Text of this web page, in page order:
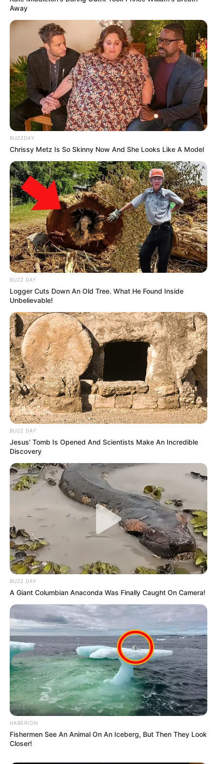
Away
BUZZDAY
Chrissy Metz Is So Skinny Now And She Looks Like A Model
BUZZ DAY
Logger Cuts Down An Old Tree. What He Found Inside
Unbelievable!
BUZZ DAY
Jesus' Tomb Is Opened And Scientists Make An Incredible
Discovery
BUZZ DAY
A Giant Columbian Anaconda Was Finally Caught On Camera!
HABERION
Fishermen See An Animal On An Iceberg, But Then They Look
Closer!